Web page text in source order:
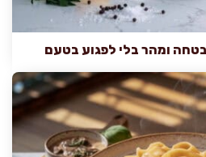
ומהר בלי לפגוע בטעם